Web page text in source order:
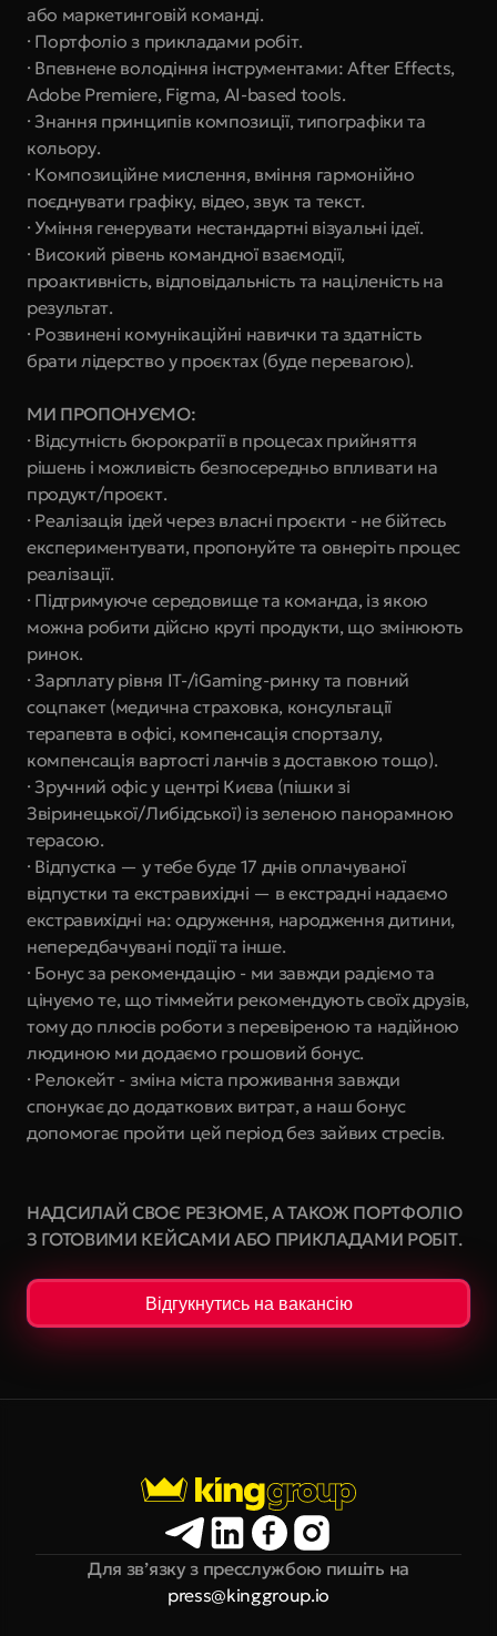
або маркетинговій команді.
· Портфоліо з прикладами робіт.
· Впевнене володіння інструментами: After Effects,
Adobe Premiere, Figma, AI-based tools.
· Знання принципів композиції, типографіки та
кольору.
· Композиційне мислення, вміння гармонійно
поєднувати графіку, відео, звук та текст.
· Уміння генерувати нестандартні візуальні ідеї.
· Високий рівень командної взаємодії,
проактивність, відповідальність та націленість на
результат.
· Розвинені комунікаційні навички та здатність
брати лідерство у проєктах (буде перевагою).
МИ ПРОПОНУЄМО:
· Відсутність бюрократії в процесах прийняття
рішень і можливість безпосередньо впливати на
продукт/проєкт.
· Реалізація ідей через власні проєкти - не бійтесь
експериментувати, пропонуйте та овнеріть процес
реалізації.
· Підтримуюче середовище та команда, із якою
можна робити дійсно круті продукти, що змінюють
ринок.
· Зарплату рівня IT-/iGaming-ринку та повний
соцпакет (медична страховка, консультації
терапевта в офісі, компенсація спортзалу,
компенсація вартості ланчів з доставкою тощо).
· Зручний офіс у центрі Києва (пішки зі
Звіринецької/Либідської) із зеленою панорамною
терасою.
· Відпустка — у тебе буде 17 днів оплачуваної
відпустки та екстравихідні — в екстрадні надаємо
екстравихідні на: одруження, народження дитини,
непередбачувані події та інше.
· Бонус за рекомендацію - ми завжди радіємо та
цінуємо те, що тіммейти рекомендують своїх друзів,
тому до плюсів роботи з перевіреною та надійною
людиною ми додаємо грошовий бонус.
· Релокейт - зміна міста проживання завжди
спонукає до додаткових витрат, а наш бонус
допомогає пройти цей період без зайвих стресів.
НАДСИЛАЙ СВОЄ РЕЗЮМЕ, А ТАКОЖ ПОРТФОЛІО
З ГОТОВИМИ КЕЙСАМИ АБО ПРИКЛАДАМИ РОБІТ.
Відгукнутись на вакансію
Для зв’язку з пресслужбою пишіть на
press@kinggroup.io